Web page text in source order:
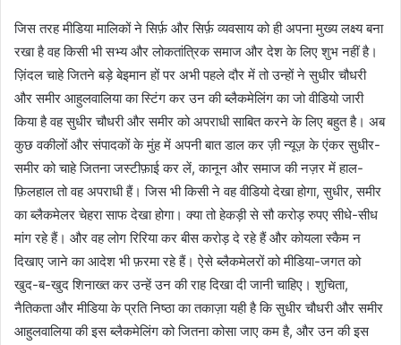
जिस तरह मीडिया मालिकों ने सिर्फ़ और सिर्फ़ व्यवसाय को ही अपना मुख्य लक्ष्य बना
रखा है वह किसी भी सभ्य और लोकतांत्रिक समाज और देश के लिए शुभ नहीं है।
ज़िंदल चाहे जितने बड़े बेइमान हों पर अभी पहले दौर में तो उन्हों ने सुधीर चौधरी
और समीर आहुलवालिया का स्टिंग कर उन की ब्लैकमेलिंग का जो वीडियो जारी
किया है वह सुधीर चौधरी और समीर को अपराधी साबित करने के लिए बहुत है। अब
कुछ वकीलों और संपादकों के मुंह में अपनी बात डाल कर ज़ी न्यूज़ के एंकर सुधीर-
समीर को चाहे जितना जस्टीफ़ाई कर लें, कानून और समाज की नज़र में हाल-
फ़िलहाल तो वह अपराधी हैं। जिस भी किसी ने वह वीडियो देखा होगा, सुधीर, समीर
का ब्लैकमेलर चेहरा साफ देखा होगा। क्या तो हेकड़ी से सौ करोड़ रुपए सीधे-सीध
मांग रहे हैं। और वह लोग रिरिया कर बीस करोड़ दे रहे हैं और कोयला स्कैम न
दिखाए जाने का आदेश भी फ़रमा रहे हैं। ऐसे ब्लैकमेलरों को मीडिया-जगत को
खुद-ब-खुद शिनाख्त कर उन्हें उन की राह दिखा दी जानी चाहिए। शुचिता,
नैतिकता और मीडिया के प्रति निष्ठा का तकाज़ा यही है कि सुधीर चौधरी और समीर
आहुलवालिया की इस ब्लैकमेलिंग को जितना कोसा जाए कम है, और उन की इस